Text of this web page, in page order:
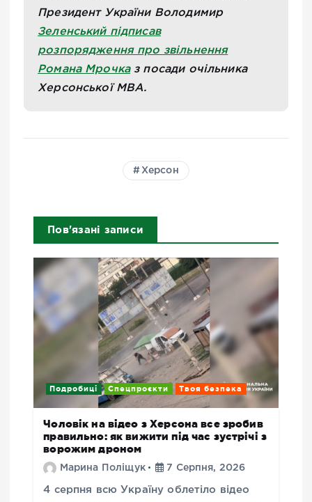
Президент України Володимир
Зеленський підписав
розпорядження про звільнення
Романа Мрочказ посади очільника
Херсонської МВА.
Херсон
Пов'язані записи
Подробиці Спецпроєкти Твоя безпека
Чоловік на відео з Херсона все зробив
правильно: як вижити під час зустрічі з
ворожим дроном
Марина Поліщук 7 Серпня, 2026
4 серпня всю Україну облетіло відео